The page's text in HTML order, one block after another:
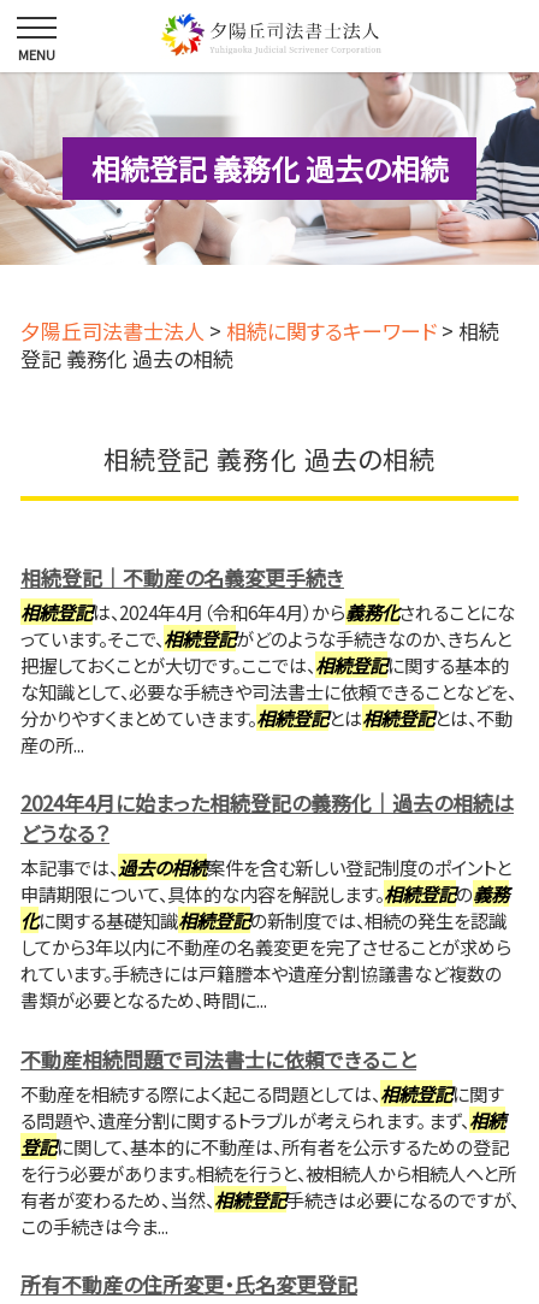
相続登記 義務化 過去の相続
夕陽丘司法書士法人 > 相続に関するキーワード > 相続
登記 義務化 過去の相続
相続登記 義務化 過去の相続
相続登記｜不動産の名義変更手続き
相続登記は、2024年4月（令和6年4月）から義務化されることにな
っています。そこで、相続登記がどのような手続きなのか、きちんと
把握しておくことが大切です。ここでは、相続登記に関する基本的
な知識として、必要な手続きや司法書士に依頼できることなどを、
分かりやすくまとめていきます。相続登記とは相続登記とは、不動
産の所...
2024年4月に始まった相続登記の義務化｜過去の相続は
どうなる？
本記事では、過去の相続案件を含む新しい登記制度のポイントと
申請期限について、具体的な内容を解説します。相続登記の義務
化に関する基礎知識相続登記の新制度では、相続の発生を認識
してから3年以内に不動産の名義変更を完了させることが求めら
れています。手続きには戸籍謄本や遺産分割協議書など複数の
書類が必要となるため、時間に...
不動産相続問題で司法書士に依頼できること
不動産を相続する際によく起こる問題としては、相続登記に関す
る問題や、遺産分割に関するトラブルが考えられます。 まず、相続
登記に関して、基本的に不動産は、所有者を公示するための登記
を行う必要があります。相続を行うと、被相続人から相続人へと所
有者が変わるため、当然、相続登記手続きは必要になるのですが、
この手続きは今ま...
所有不動産の住所変更・氏名変更登記